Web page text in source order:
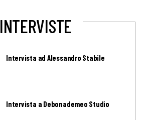
INTERVISTE
Intervista ad Alessandro Stabile
Intervista a Debonademeo Studio